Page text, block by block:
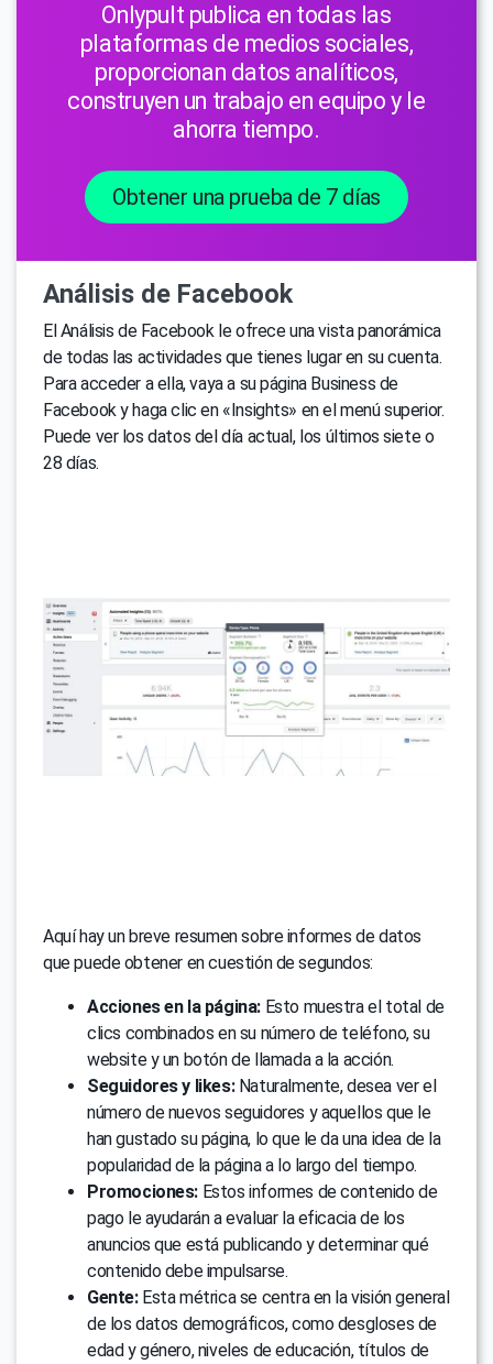
Onlypult publica en todas las
plataformas de medios sociales,
proporcionan datos analíticos,
construyen un trabajo en equipo y le
ahorra tiempo.
Obtener una prueba de 7 días
Análisis de Facebook
El Análisis de Facebook le ofrece una vista panorámica
de todas las actividades que tienes lugar en su cuenta.
Para acceder a ella, vaya a su página Business de
Facebook y haga clic en «Insights» en el menú superior.
Puede ver los datos del día actual, los últimos siete o
28 días.
Aquí hay un breve resumen sobre informes de datos
que puede obtener en cuestión de segundos:
Acciones en la página:Esto muestra el total de
clics combinados en su número de teléfono, su
website y un botón de llamada a la acción.
Seguidores y likes:Naturalmente, desea ver el
número de nuevos seguidores y aquellos que le
han gustado su página, lo que le da una idea de la
popularidad de la página a lo largo del tiempo.
Promociones: Estos informes de contenido de
pago le ayudarán a evaluar la eficacia de los
anuncios que está publicando y determinar qué
contenido debe impulsarse.
Gente:Esta métrica se centra en la visión general
de los datos demográficos, como desgloses de
edad y género, niveles de educación, títulos de